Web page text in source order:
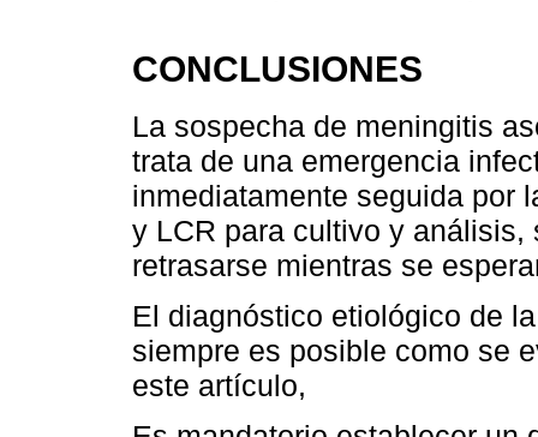
CONCLUSIONES
La sospecha de meningitis
trata de una emergencia
inmediatamente seguida por
y LCR para cultivo y
retrasarse mientras se
El diagnóstico etiológico de
siempre es posible como se
este artículo,